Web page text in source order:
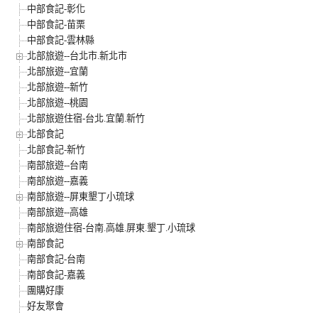
中部食記-彰化
中部食記-苗栗
中部食記-雲林縣
北部旅遊--台北市.新北市
北部旅遊--宜蘭
北部旅遊--新竹
北部旅遊--桃園
北部旅遊住宿-台北.宜蘭.新竹
北部食記
北部食記-新竹
南部旅遊--台南
南部旅遊--嘉義
南部旅遊--屏東墾丁小琉球
南部旅遊--高雄
南部旅遊住宿-台南.高雄.屏東.墾丁.小琉球
南部食記
南部食記-台南
南部食記-嘉義
團購好康
好友聚會